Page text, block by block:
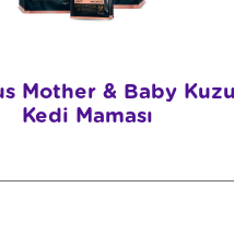
Mother & Baby
Kedi Maması